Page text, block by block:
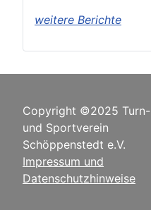
weitere Berichte
Copyright ©2025 Turn-
und Sportverein
Schöppenstedt e.V.
Impressum und
Datenschutzhinweise